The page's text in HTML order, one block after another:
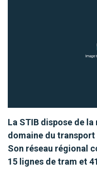
La STIB dispose de
domaine du transport
Son réseau régional
15 lignes de tram et